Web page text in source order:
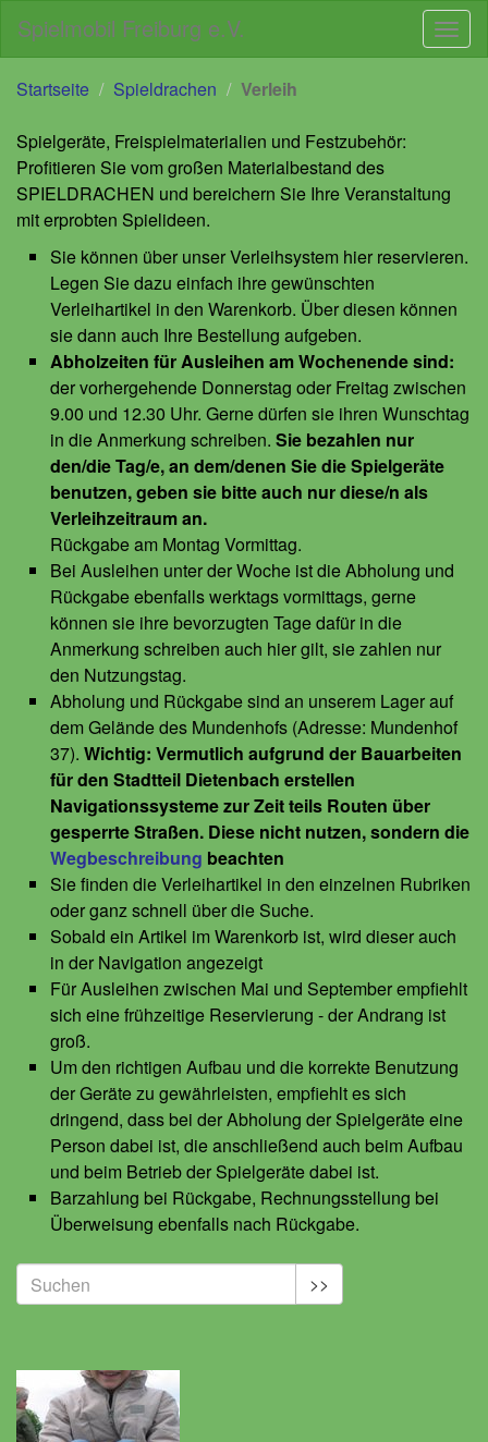
Direkt
Inhalt
Direkt
Navigation
Spielmobil Freiburg e.V.
Startseite Spieldrachen Verleih
Spielgeräte, Freispielmaterialien und Festzubehör:
Profitieren Sie vom großen Materialbestand des
SPIELDRACHEN und bereichern Sie Ihre Veranstaltung
mit erprobten Spielideen.
Sie können über unser Verleihsystem hier reservieren.
Legen Sie dazu einfach ihre gewünschten
Verleihartikel in den Warenkorb. Über diesen können
sie dann auch Ihre Bestellung aufgeben.
Abholzeiten für Ausleihen am Wochenende sind:
der vorhergehende Donnerstag oder Freitag zwischen
9.00 und 12.30 Uhr. Gerne dürfen sie ihren Wunschtag
in die Anmerkung schreiben.Sie bezahlen nur
den/die Tag/e, an dem/denen Sie die Spielgeräte
benutzen, geben sie bitte auch nur diese/n als
Verleihzeitraum an.
Rückgabe am Montag Vormittag.
Bei Ausleihen unter der Woche ist die Abholung und
Rückgabe ebenfalls werktags vormittags, gerne
können sie ihre bevorzugten Tage dafür in die
Anmerkung schreiben auch hier gilt, sie zahlen nur
den Nutzungstag.
Abholung und Rückgabe sind an unserem Lager auf
dem Gelände des Mundenhofs (Adresse: Mundenhof
37).Wichtig: Vermutlich aufgrund der Bauarbeiten
für den Stadtteil Dietenbach erstellen
Navigationssysteme zur Zeit teils Routen über
gesperrte Straßen. Diese nicht nutzen, sondern die
Wegbeschreibung beachten
Sie finden die Verleihartikel in den einzelnen Rubriken
oder ganz schnell über die Suche.
Sobald ein Artikel im Warenkorb ist, wird dieser auch
in der Navigation angezeigt
Für Ausleihen zwischen Mai und September empfiehlt
sich eine frühzeitige Reservierung - der Andrang ist
groß.
Um den richtigen Aufbau und die korrekte Benutzung
der Geräte zu gewährleisten, empfiehlt es sich
dringend, dass bei der Abholung der Spielgeräte eine
Person dabei ist, die anschließend auch beim Aufbau
und beim Betrieb der Spielgeräte dabei ist.
Barzahlung bei Rückgabe, Rechnungsstellung bei
Überweisung ebenfalls nach Rückgabe.